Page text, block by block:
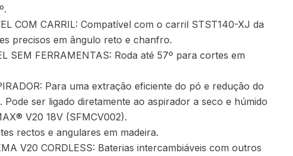
COM CARRIL: Compatível com o carril STST140-XJ da
precisos em ângulo reto e chanfro.
SEM FERRAMENTAS: Roda até 57º para cortes em
Para uma extração eficiente do pó e redução do
Pode ser ligado diretamente ao aspirador a seco e húmido
V20 18V (SFMCV002).
rectos e angulares em madeira.
V20 CORDLESS: Baterias intercambiáveis com outros